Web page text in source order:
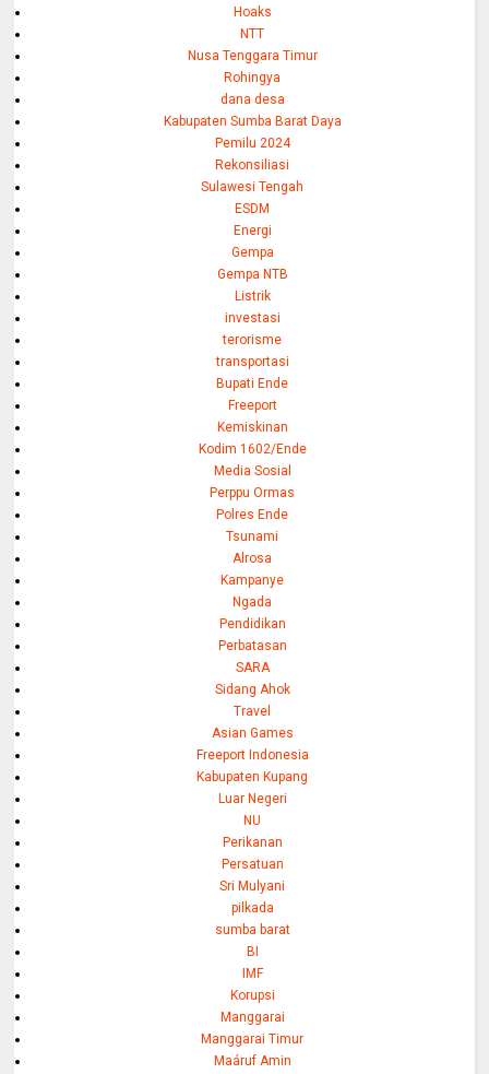
Hoaks
NTT
Nusa Tenggara Timur
Rohingya
dana desa
Kabupaten Sumba Barat Daya
Pemilu 2024
Rekonsiliasi
Sulawesi Tengah
ESDM
Energi
Gempa
Gempa NTB
Listrik
investasi
terorisme
transportasi
Bupati Ende
Freeport
Kemiskinan
Kodim 1602/Ende
Media Sosial
Perppu Ormas
Polres Ende
Tsunami
Alrosa
Kampanye
Ngada
Pendidikan
Perbatasan
SARA
Sidang Ahok
Travel
Asian Games
Freeport Indonesia
Kabupaten Kupang
Luar Negeri
NU
Perikanan
Persatuan
Sri Mulyani
pilkada
sumba barat
BI
IMF
Korupsi
Manggarai
Manggarai Timur
Maáruf Amin